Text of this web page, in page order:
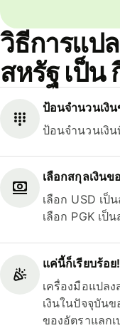
วิธีการแป
สหรัฐ เป็น
ป้อนจำนวนเงิ
ป้อนจำนวนเงิ
เลือกสกุลเงิน
เลือก USD เ
เลือก PGK เป็
แค่นี้ก็เรียบร้อย!
เครื่องมือแปลง
เงินในปัจจุบันข
ของอัตราแลก